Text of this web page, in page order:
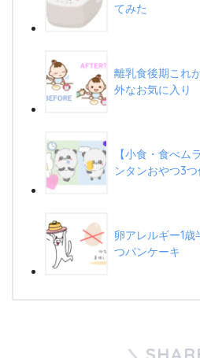
てみた
離乳食後期これ
外なお気に入り
【小食・食べム
ンタンおやつ3
卵アレルギー1
つパンケーキ